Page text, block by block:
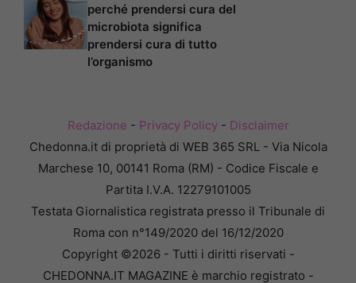
perché prendersi cura del
microbiota significa
prendersi cura di tutto
l’organismo
Redazione - Privacy Policy- Disclaimer
Chedonna.it di proprietà di WEB 365 SRL - Via Nicola
Marchese 10, 00141 Roma (RM) - Codice Fiscale e
Partita I.V.A. 12279101005
Testata Giornalistica registrata presso il Tribunale di
Roma con n°149/2020 del 16/12/2020
Copyright ©2026 - Tutti i diritti riservati -
CHEDONNA.IT MAGAZINE è marchio registrato -